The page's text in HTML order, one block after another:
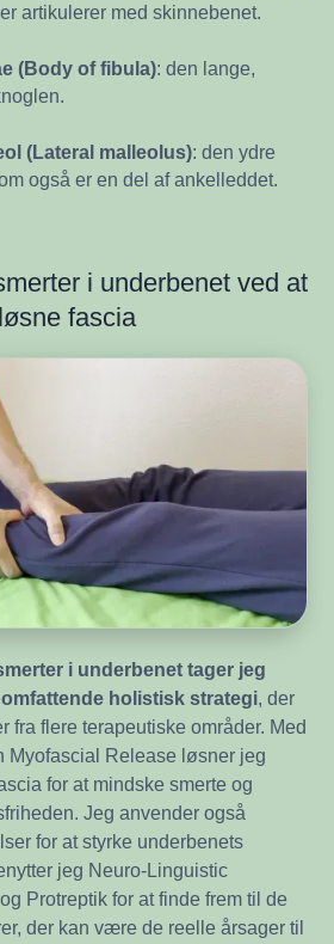
artikulerer med skinnebenet.
(Body of fibula): den lange,
(Lateral malleolus): den ydre
også er en del af ankelleddet.
i underbenet ved at
løsne fascia
i underbenet tager jeg
holistisk strategi, der
fra flere terapeutiske områder. Med
Myofascial Release løsner jeg
for at mindske smerte og
Jeg anvender også
for at styrke underbenets
jeg Neuro-Linguistic
Protreptik for at finde frem til de
der kan være de reelle årsager til